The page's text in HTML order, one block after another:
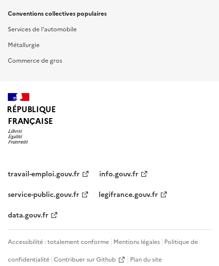
Conventions collectives populaires
Services de l'automobile
Métallurgie
Commerce de gros
RÉPUBLIQUE
FRANÇAISE
travail-emploi.gouv.fr
info.gouv.fr
service-public.gouv.fr
legifrance.gouv.fr
data.gouv.fr
Accessibilité : totalement conforme Mentions légales Politique de
confidentialité Contribuer sur Github Plan du site